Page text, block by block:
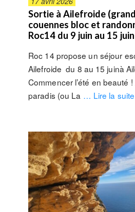
Sortie à Ailefroide
couennes bloc et
Roc14 du 9 juin au 15
Roc 14 propose un séjour
Ailefroide du 8 au 15 juinà
Commencer l’été en beauté !
paradis (ou La … Lire la suite